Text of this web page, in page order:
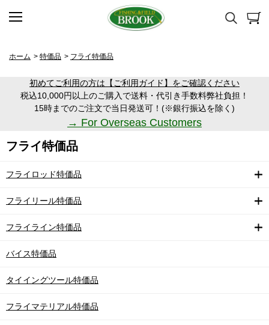
ホーム > 特価品 > フライ特価品
初めてご利用の方は【ご利用ガイド】をご確認ください
税込10,000円以上のご購入で送料・代引き手数料弊社負担！
15時までのご注文で当日発送可！(※銀行振込を除く)
→ For Overseas Customers
フライ特価品
フライロッド特価品
フライリール特価品
フライライン特価品
バイス特価品
タイイングツール特価品
フライマテリアル特価品